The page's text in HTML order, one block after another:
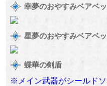
幸夢のおやすみベアベ
星夢のおやすみベアベ
蝶華の剣盾
※メイン武器がシールド